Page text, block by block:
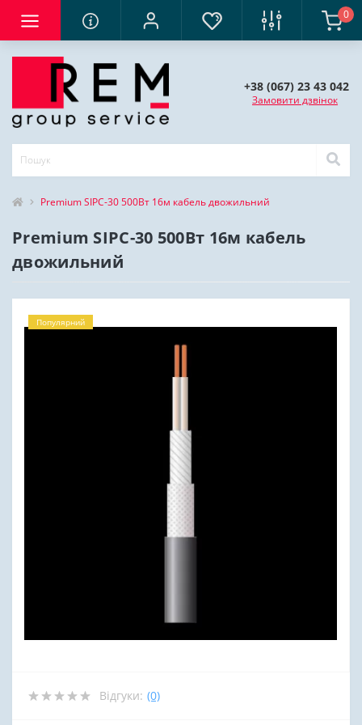
0
+38 (067) 23 43 042
Замовити дзвінок
Premium SIPC-30 500Вт 16м кабель двожильний
Premium SIPC-30 500Вт 16м кабель
двожильний
Популярний
Відгуки: (0)